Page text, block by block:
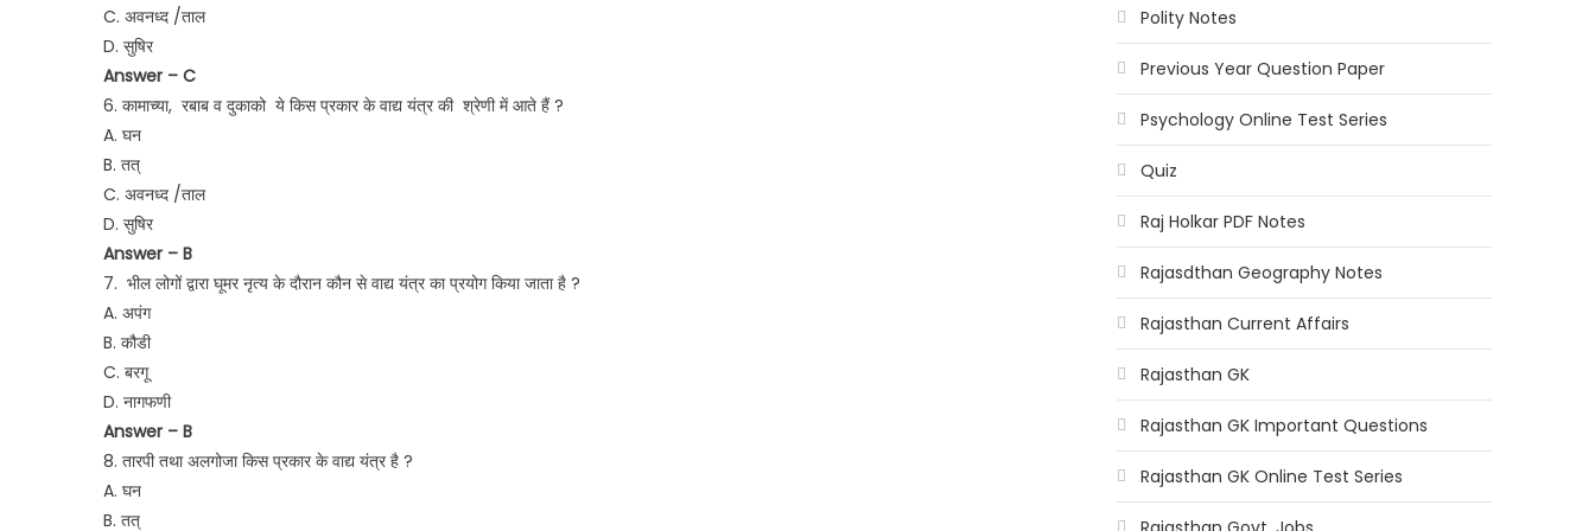
C. अवनध्द /ताल
D. सुषिर
Answer – C
6. कामाच्या, रबाब व दुकाको ये किस प्रकार के वाद्य यंत्र की श्रेणी में आते हैं ?
A. घन
B. तत्
C. अवनध्द /ताल
D. सुषिर
Answer – B
7. भील लोगों द्वारा घूमर नृत्य के दौरान कौन से वाद्य यंत्र का प्रयोग किया जाता है ?
A. अपंग
B. कौडी
C. बरगू
D. नागफणी
Answer – B
8. तारपी तथा अलगोजा किस प्रकार के वाद्य यंत्र है ?
A. घन
B. तत्
Polity Notes
Previous Year Question Paper
Psychology Online Test Series
Quiz
Raj Holkar PDF Notes
Rajasdthan Geography Notes
Rajasthan Current Affairs
Rajasthan GK
Rajasthan GK Important Questions
Rajasthan GK Online Test Series